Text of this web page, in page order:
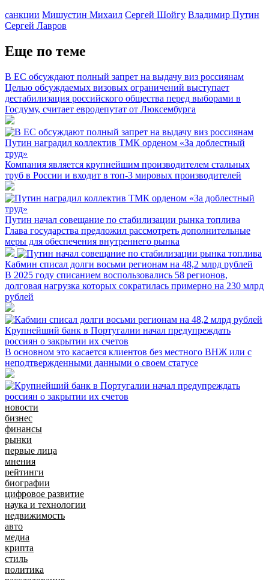
санкции Мишустин Михаил Сергей Шойгу Владимир Путин
Сергей Лавров
Еще по теме
В ЕС обсуждают полный запрет на выдачу виз россиянам
Целью обсуждаемых визовых ограничений выступает
дестабилизация российского общества перед выборами в
Госдуму, считает евродепутат от Люксембурга
Путин наградил коллектив ТМК орденом «За доблестный
труд»
Компания является крупнейшим производителем стальных
труб в России и входит в топ-3 мировых производителей
Путин начал совещание по стабилизации рынка топлива
Глава государства предложил рассмотреть дополнительные
меры для обеспечения внутреннего рынка
Кабмин списал долги восьми регионам на 48,2 млрд рублей
В 2025 году списанием воспользовались 58 регионов,
долговая нагрузка которых сократилась примерно на 230 млрд
рублей
Крупнейший банк в Португалии начал предупреждать
россиян о закрытии их счетов
В основном это касается клиентов без местного ВНЖ или с
неподтвержденными данными о своем статусе
новости
бизнес
финансы
рынки
первые лица
мнения
рейтинги
биографии
цифровое развитие
наука и технологии
недвижимость
авто
медиа
крипта
стиль
политика